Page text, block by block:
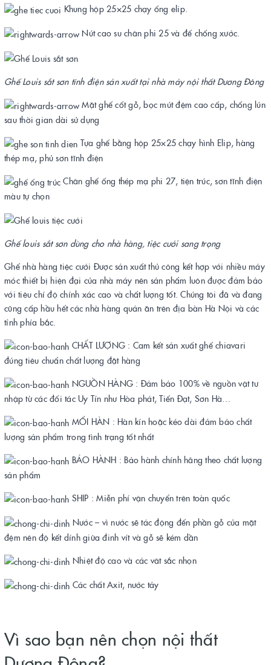
Khung hộp 25×25 chạy ống elip.
Nút cao su chân phi 25 và đế chống xước.
Ghế Louis sắt sơn tĩnh điện sản xuất tại nhà máy nội thất Dương Đông
Mặt ghế cốt gỗ, bọc mút đệm cao cấp, chống lún
sau thời gian dài sử dụng
Tựa ghế bằng hộp 25×25 chạy hình Elip, hàng
thép mạ, phủ sơn tĩnh điện
Chân ghế ống thép mạ phi 27, tiện trúc, sơn tĩnh điện
màu tự chọn
Ghế louis sắt sơn dùng cho nhà hàng, tiệc cưới sang trọng
Ghế nhà hàng tiệc cưới Được sản xuất thủ công kết hợp với nhiều máy
móc thiết bị hiện đại của nhà máy nên sản phẩm luôn được đảm bảo
với tiêu chí độ chính xác cao và chất lượng tốt. Chúng tôi đã và đang
cũng cấp hầu hết các nhà hàng quán ăn trên địa bàn Hà Nội và các
tỉnh phía bắc.
CHẤT LƯỢNG : Cam kết sản xuất ghế chiavari
đúng tiêu chuẩn chất lượng đặt hàng
NGUỒN HÀNG : Đảm bảo 100% về nguồn vật tư
nhập từ các đối tác Uy Tín như Hòa phát, Tiến Đạt, Sơn Hà…
MỐI HÀN : Hàn kín hoặc kéo dài đảm bảo chất
lượng sản phẩm trong tình trạng tốt nhất
BẢO HÀNH : Bảo hành chính hãng theo chất lượng
sản phẩm
SHIP : Miễn phí vận chuyển trên toàn quốc
Nước – vì nước sẽ tác động đến phần gỗ của mặt
đệm nên độ kết dính giữa đinh vít và gỗ sẽ kém dần
Nhiệt độ cao và các vât sắc nhọn
Các chất Axit, nước tảy
Vì sao bạn nên chọn nội thất